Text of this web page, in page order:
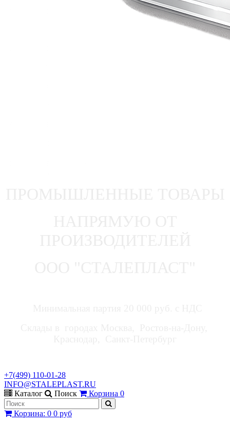
+7(499) 110-01-28
INFO@STALEPLAST.RU
Каталог
Поиск Корзина 0
Корзина: 0 0 руб